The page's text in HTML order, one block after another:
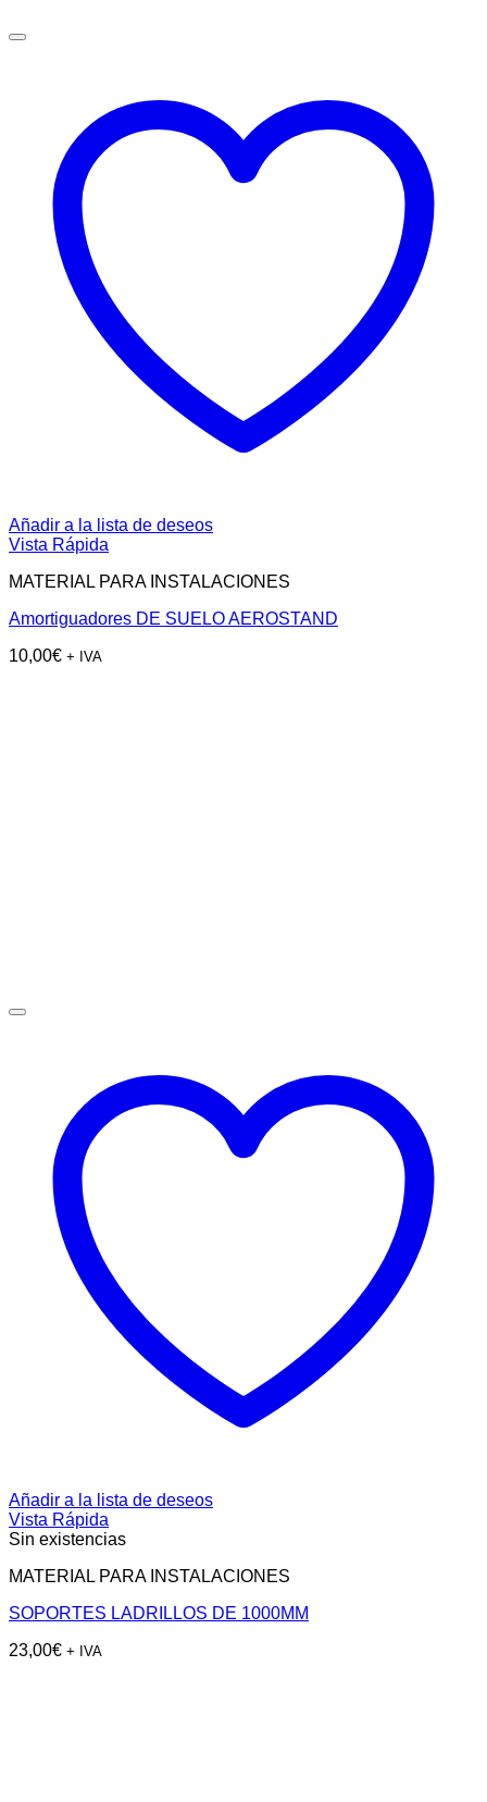
Añadir a la lista de deseos
Vista Rápida
MATERIAL PARA INSTALACIONES
Amortiguadores DE SUELO AEROSTAND
10,00€ + IVA
Añadir a la lista de deseos
Vista Rápida
Sin existencias
MATERIAL PARA INSTALACIONES
SOPORTES LADRILLOS DE 1000MM
23,00€ + IVA